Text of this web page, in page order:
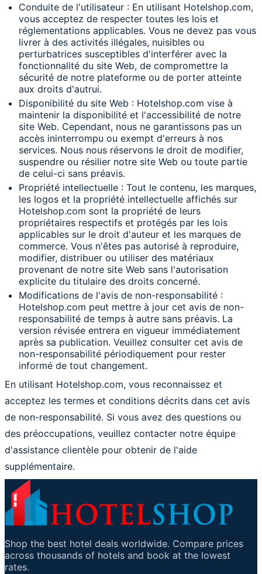
Conduite de l'utilisateur : En utilisant Hotelshop.com,
vous acceptez de respecter toutes les lois et
réglementations applicables. Vous ne devez pas vous
livrer à des activités illégales, nuisibles ou
perturbatrices susceptibles d'interférer avec la
fonctionnalité du site Web, de compromettre la
sécurité de notre plateforme ou de porter atteinte
aux droits d'autrui.
Disponibilité du site Web : Hotelshop.com vise à
maintenir la disponibilité et l'accessibilité de notre
site Web. Cependant, nous ne garantissons pas un
accès ininterrompu ou exempt d'erreurs à nos
services. Nous nous réservons le droit de modifier,
suspendre ou résilier notre site Web ou toute partie
de celui-ci sans préavis.
Propriété intellectuelle : Tout le contenu, les marques,
les logos et la propriété intellectuelle affichés sur
Hotelshop.com sont la propriété de leurs
propriétaires respectifs et protégés par les lois
applicables sur le droit d'auteur et les marques de
commerce. Vous n'êtes pas autorisé à reproduire,
modifier, distribuer ou utiliser des matériaux
provenant de notre site Web sans l'autorisation
explicite du titulaire des droits concerné.
Modifications de l'avis de non-responsabilité :
Hotelshop.com peut mettre à jour cet avis de non-
responsabilité de temps à autre sans préavis. La
version révisée entrera en vigueur immédiatement
après sa publication. Veuillez consulter cet avis de
non-responsabilité périodiquement pour rester
informé de tout changement.
En utilisant Hotelshop.com, vous reconnaissez et
acceptez les termes et conditions décrits dans cet avis
de non-responsabilité. Si vous avez des questions ou
des préoccupations, veuillez contacter notre équipe
d'assistance clientèle pour obtenir de l'aide
supplémentaire.
Shop the best hotel deals worldwide. Compare prices
across thousands of hotels and book at the lowest
rates.